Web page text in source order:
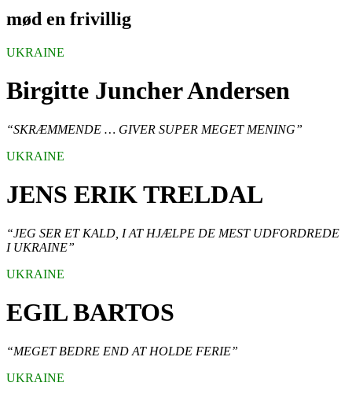
mød en frivillig
UKRAINE
Birgitte Juncher Andersen
“SKRÆMMENDE … GIVER SUPER MEGET MENING”
UKRAINE
JENS ERIK TRELDAL
“JEG SER ET KALD, I AT HJÆLPE DE MEST UDFORDREDE
I UKRAINE”
UKRAINE
EGIL BARTOS
“MEGET BEDRE END AT HOLDE FERIE”
UKRAINE